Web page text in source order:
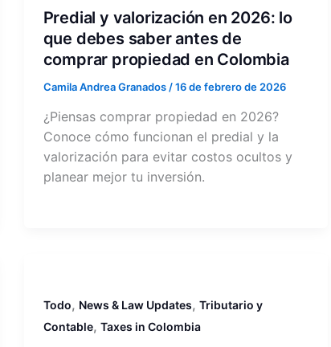
Predial y valorización en 2026: lo
que debes saber antes de
comprar propiedad en Colombia
Camila Andrea Granados/16 de febrero de 2026
¿Piensas comprar propiedad en 2026?
Conoce cómo funcionan el predial y la
valorización para evitar costos ocultos y
planear mejor tu inversión.
Todo, News & Law Updates, Tributario y
Contable, Taxes in Colombia